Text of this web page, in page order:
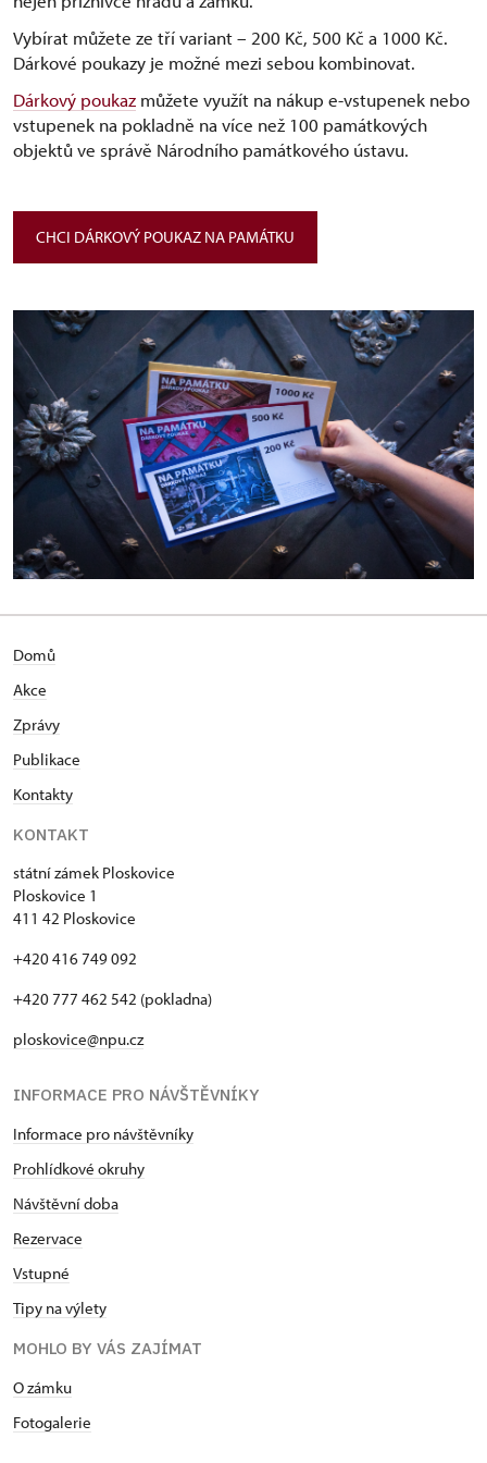
Vybírat můžete ze tří variant –⁠ 200 Kč, 500 Kč a 1000 Kč.
Dárkové poukazy je možné mezi sebou kombinovat.
Dárkový poukaz můžete využít na nákup e-vstupenek nebo
vstupenek na pokladně na více než 100 památkových
objektů ve správě Národního památkového ústavu.
CHCI DÁRKOVÝ POUKAZ NA PAMÁTKU
Domů
Akce
Zprávy
Publikace
Kontakty
KONTAKT
státní zámek Ploskovice
Ploskovice 1
411 42 Ploskovice
+420 416 749 092
+420 777 462 542 (pokladna)
ploskovice@npu.cz
INFORMACE PRO NÁVŠTĚVNÍKY
Informace pro návštěvníky
Prohlídkové okruhy
Návštěvní doba
Rezervace
Vstupné
Tipy na výlety
MOHLO BY VÁS ZAJÍMAT
O zámku
Fotogalerie